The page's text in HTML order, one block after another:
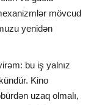
mövcud
yenidən
bu iş yalnız
Kino
uzaq olmalı,